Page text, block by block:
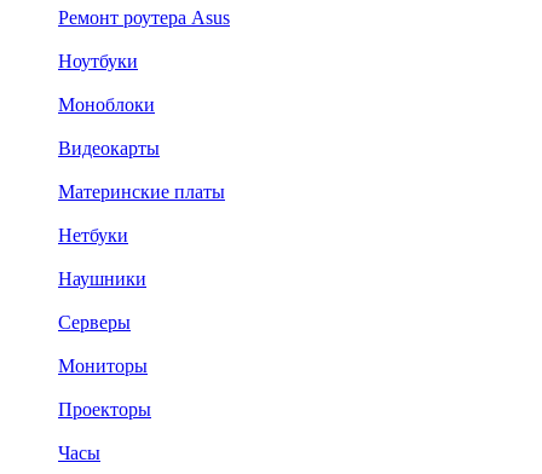
Ремонт роутера Asus
Ноутбуки
Моноблоки
Видеокарты
Материнские платы
Нетбуки
Наушники
Серверы
Мониторы
Проекторы
Часы